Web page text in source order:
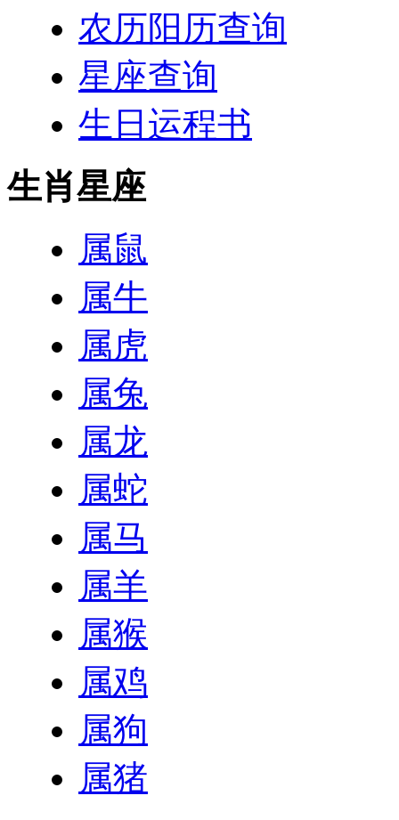
农历阳历查询
星座查询
生日运程书
生肖星座
属鼠
属牛
属虎
属兔
属龙
属蛇
属马
属羊
属猴
属鸡
属狗
属猪